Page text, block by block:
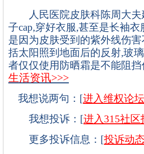
人民医院皮肤科陈周大夫
子cap,穿好衣服,甚至是长袖衣
是因为皮肤受到的紫外线伤
括太阳照到地面后的反射,玻
者仅仅使用防晒霜是不能阻
生活资讯>>>
我想说两句：[进入维权论坛
我想投诉：[进入315社区
更多投诉信息：[投诉动